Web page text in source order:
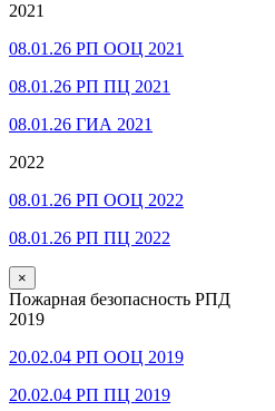
2021
08.01.26 РП ООЦ 2021
08.01.26 РП ПЦ 2021
08.01.26 ГИА 2021
2022
08.01.26 РП ООЦ 2022
08.01.26 РП ПЦ 2022
×
Пожарная безопасность РПД
2019
20.02.04 РП ООЦ 2019
20.02.04 РП ПЦ 2019